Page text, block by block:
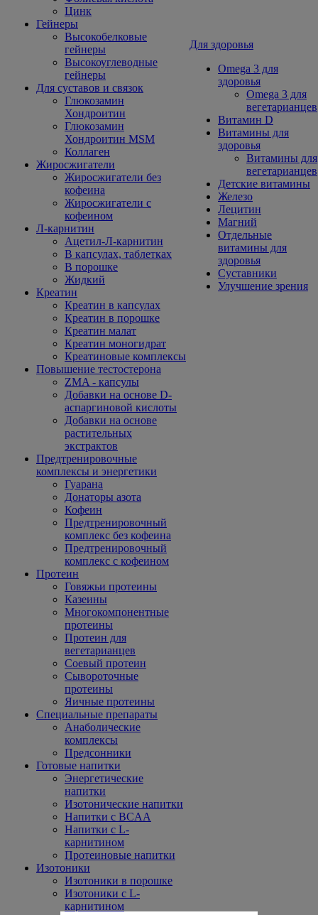
Цинк
Гейнеры
Высокобелковые
гейнеры
Высокоуглеводные
гейнеры
Для суставов и связок
Глюкозамин
Хондроитин
Глюкозамин
Хондроитин MSM
Коллаген
Жиросжигатели
Жиросжигатели без
кофеина
Жиросжигатели с
кофеином
Л-карнитин
Ацетил-Л-карнитин
В капсулах, таблетках
В порошке
Жидкий
Креатин
Креатин в капсулах
Креатин в порошке
Креатин малат
Креатин моногидрат
Креатиновые комплексы
Повышение тестостерона
ZMA - капсулы
Добавки на основе D-
аспаргиновой кислоты
Добавки на основе
растительных
экстрактов
Предтренировочные
комплексы и энергетики
Гуарана
Донаторы азота
Кофеин
Предтренировочный
комплекс без кофеина
Предтренировочный
комплекс с кофеином
Протеин
Говяжьи протеины
Казеины
Многокомпонентные
протеины
Протеин для
вегетарианцев
Соевый протеин
Сывороточные
протеины
Яичные протеины
Специальные препараты
Анаболические
комплексы
Предсонники
Готовые напитки
Энергетические
напитки
Изотонические напитки
Напитки с BCAA
Напитки с L-
карнитином
Протеиновые напитки
Изотоники
Изотоники в порошке
Изотоники с L-
карнитином
Для здоровья
Omega 3 для
здоровья
Omega 3 для
вегетарианцев
Витамин D
Витамины для
здоровья
Витамины для
вегетарианцев
Детские витамины
Железо
Лецитин
Магний
Отдельные
витамины для
здоровья
Суставники
Улучшение зрения